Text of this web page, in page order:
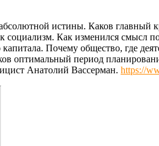
истины. Каков
социализм. Как изменился смысл
капитала. Почему общество, где
оптимальный период
Анатолий Вассерман. https://